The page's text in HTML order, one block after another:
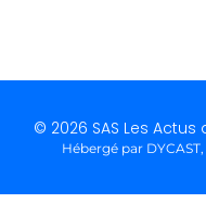
© 2026 SAS Les
Hébergé par DYCAST,